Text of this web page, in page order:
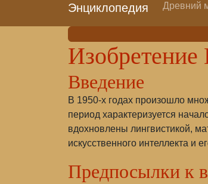
Энциклопедия Древний
Введение
В 1950-х годах произошло
период характеризуется
вдохновлены лингвистикой,
искусственного интеллекта и
Предпосылки к